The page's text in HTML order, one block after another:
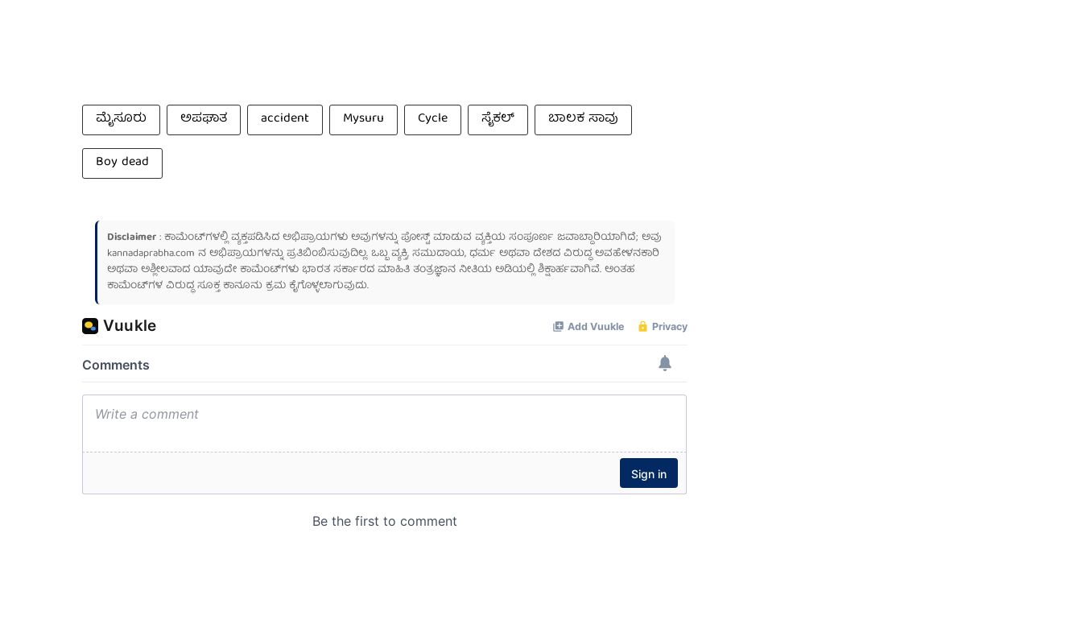
ಮೈಸೂರು ಅಪಘಾತ accident Mysuru Cycle ಸೈಕಲ್
ಬಾಲಕ ಸಾವು
Boy dead
Disclaimer: ಕಾಮೆಂಟ್‌ಗಳಲ್ಲಿ ವ್ಯಕ್ತಪಡಿಸಿದ ಅಭಿಪ್ರಾಯಗಳು ಅವುಗಳನ್ನು ಪೋಸ್ಟ್ ಮಾಡುವ ವ್ಯಕ್ತಿಯ ಸಂಪೂರ್ಣ ಜವಾಬ್ದಾರಿಯಾಗಿದೆ; ಅವು
kannadaprabha.com ನ ಅಭಿಪ್ರಾಯಗಳನ್ನು ಪ್ರತಿಬಿಂಬಿಸುವುದಿಲ್ಲ. ಒಬ್ಬ ವ್ಯಕ್ತಿ, ಸಮುದಾಯ, ಧರ್ಮ ಅಥವಾ ದೇಶದ ವಿರುದ್ಧ ಅವಹೇಳನಕಾರಿ
ಅಥವಾ ಅಶ್ಲೀಲವಾದ ಯಾವುದೇ ಕಾಮೆಂಟ್‌ಗಳು ಭಾರತ ಸರ್ಕಾರದ ಮಾಹಿತಿ ತಂತ್ರಜ್ಞಾನ ನೀತಿಯ ಅಡಿಯಲ್ಲಿ ಶಿಕ್ಷಾರ್ಹವಾಗಿವೆ. ಅಂತಹ
ಕಾಮೆಂಟ್‌ಗಳ ವಿರುದ್ಧ ಸೂಕ್ತ ಕಾನೂನು ಕ್ರಮ ಕೈಗೊಳ್ಳಲಾಗುವುದು.